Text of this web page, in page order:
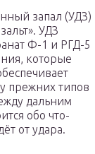
запал (УДЗ)
УДЗ
Ф-1 и РГД-5
которые
прежних типов
дальним
обо что-
от удара.